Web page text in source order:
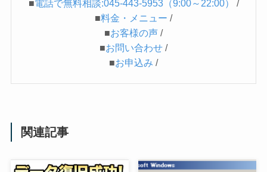
■電話で無料相談:045-443-5953（9:00～22:00）
/
■料金・メニュー /
■お客様の声 /
■お問い合わせ /
■お申込み /
関連記事